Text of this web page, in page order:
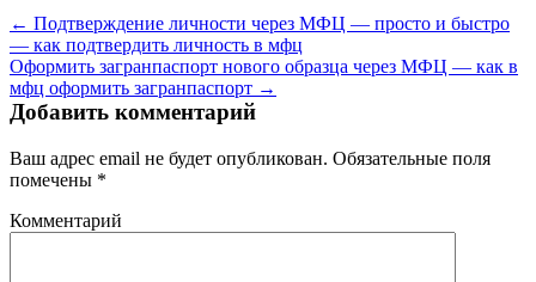
← Подтверждение личности через МФЦ — просто и быстро
— как подтвердить личность в мфц
Оформить загранпаспорт нового образца через МФЦ — как в
мфц оформить загранпаспорт →
Добавить комментарий
Ваш адрес email не будет опубликован. Обязательные поля
помечены *
Комментарий